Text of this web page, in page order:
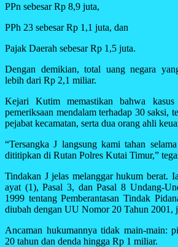
PPn sebesar Rp 8,9 juta,
PPh 23 sebesar Rp 1,1 juta, dan
Pajak Daerah sebesar Rp 1,5 juta.
Dengan demikian, total uang negara
lebih dari Rp 2,1 miliar.
Kejari Kutim memastikan bahwa
pemeriksaan mendalam terhadap 30 saksi,
pejabat kecamatan, serta dua orang ahli
“Tersangka J langsung kami tahan
dititipkan di Rutan Polres Kutai Timur,”
Tindakan J jelas melanggar hukum berat.
ayat (1), Pasal 3, dan Pasal 8 Undang-
1999 tentang Pemberantasan Tindak
diubah dengan UU Nomor 20 Tahun 2001,
Ancaman hukumannya tidak main-main:
20 tahun dan denda hingga Rp 1 miliar.